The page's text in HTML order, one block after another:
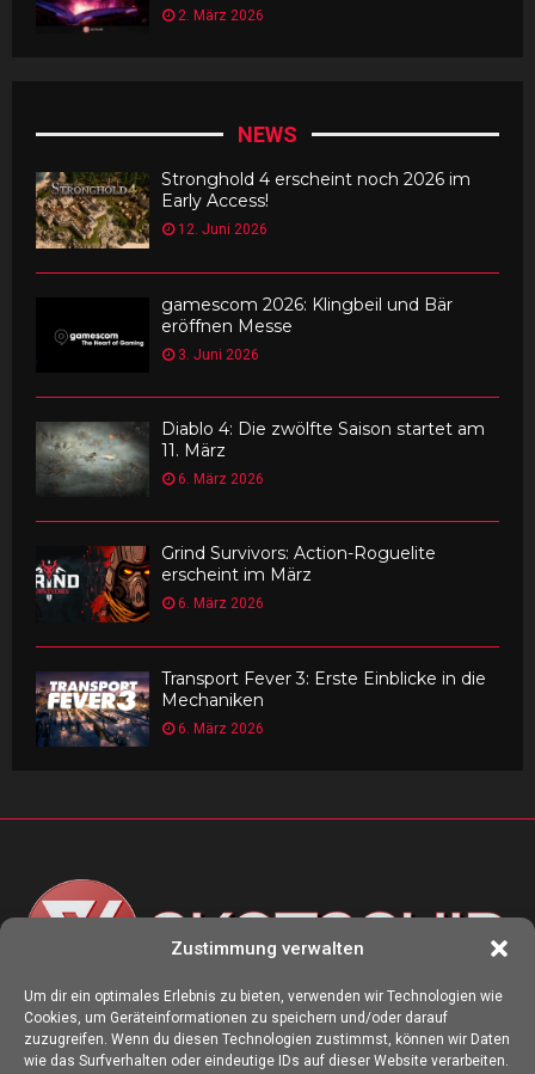
Zustimmung verwalten
Um dir ein optimales Erlebnis zu bieten, verwenden wir Technologien wie
Cookies, um Geräteinformationen zu speichern und/oder darauf
zuzugreifen. Wenn du diesen Technologien zustimmst, können wir Daten
wie das Surfverhalten oder eindeutige IDs auf dieser Website verarbeiten.
2. März 2026
NEWS
Stronghold 4 erscheint noch 2026 im
Early Access!
12. Juni 2026
gamescom 2026: Klingbeil und Bär
eröffnen Messe
3. Juni 2026
Diablo 4: Die zwölfte Saison startet am
11. März
6. März 2026
Grind Survivors: Action-Roguelite
erscheint im März
6. März 2026
Transport Fever 3: Erste Einblicke in die
Mechaniken
6. März 2026
ÜBER UNS